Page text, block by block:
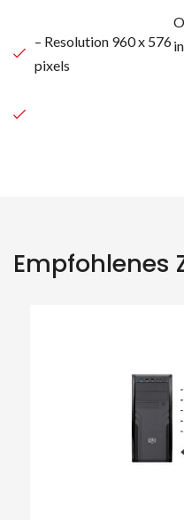
– Resolution 960 x 576
pixels
Empfohlenes